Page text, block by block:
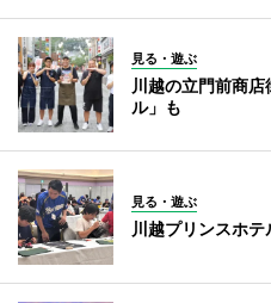
見る・遊ぶ
川越の立門前商
ル」も
見る・遊ぶ
川越プリンスホ